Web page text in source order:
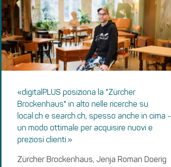
«digitalPLUS posiziona la "Zürcher
Brockenhaus" in alto nelle ricerche su
local.ch e search.ch, spesso anche in cima -
un modo ottimale per acquisire nuovi e
preziosi clienti.»
Zürcher Brockenhaus, Jenja Roman Doerig